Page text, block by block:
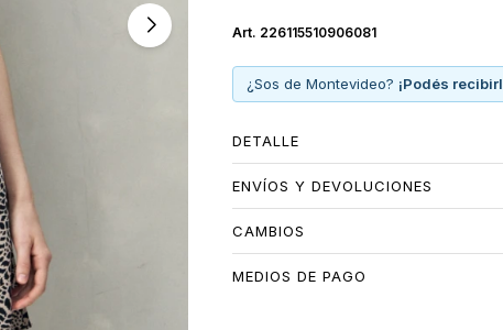
226115510906081
¿Sos de Montevideo? ¡Podés
DETALLE
ENVÍOS Y DEVOLUCIONES
CAMBIOS
MEDIOS DE PAGO